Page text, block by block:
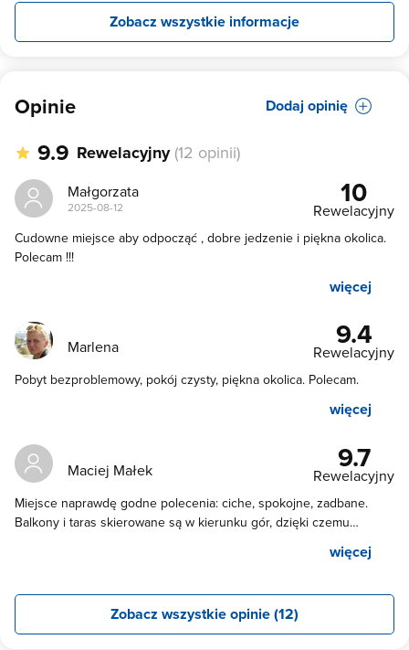
Zobacz wszystkie informacje
Opinie Dodaj opinię
9.9 Rewelacyjny (12 opinii)
Małgorzata
2025-08-12 10
Rewelacyjny
Cudowne miejsce aby odpocząć , dobre jedzenie i piękna okolica.
Polecam !!!
więcej
Marlena 9.4
Rewelacyjny
Pobyt bezproblemowy, pokój czysty, piękna okolica. Polecam.
więcej
Maciej Małek 9.7
Rewelacyjny
Miejsce naprawdę godne polecenia: ciche, spokojne, zadbane.
Balkony i taras skierowane są w kierunku gór, dzięki czemu
zielony przy gospodarstwie idealnie sprawdził się na spacery i
spacer, dzięki czemu gość znajduje się daleko od zgiełku niestety
obleganej przez tiry drogi. Bardzo dobre śniadania - codziennie
coś innego - a także przesympatyczny pan gospodarz. To wszystko
więcej
Zobacz wszystkie opinie (12)